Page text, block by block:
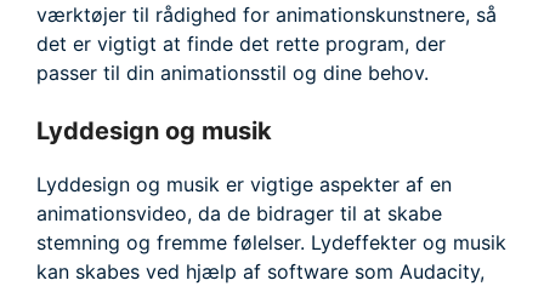
værktøjer til rådighed for animationskunstnere, så
det er vigtigt at finde det rette program, der
passer til din animationsstil og dine behov.
Lyddesign og musik
Lyddesign og musik er vigtige aspekter af en
animationsvideo, da de bidrager til at skabe
stemning og fremme følelser. Lydeffekter og musik
kan skabes ved hjælp af software som Audacity,